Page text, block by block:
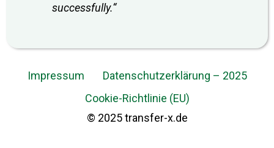
successfully.“
Impressum
Datenschutzerklärung – 2025
Cookie-Richtlinie (EU)
© 2025 transfer-x.de